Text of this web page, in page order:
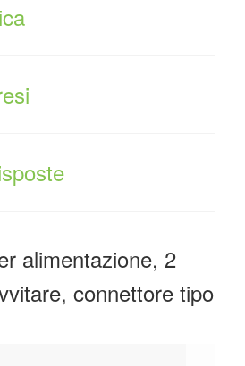
alimentazione, 2
connettore tipo